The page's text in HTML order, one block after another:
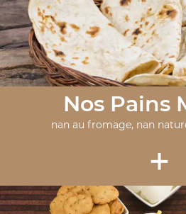
Nos Pains
nan au fromage, nan
+